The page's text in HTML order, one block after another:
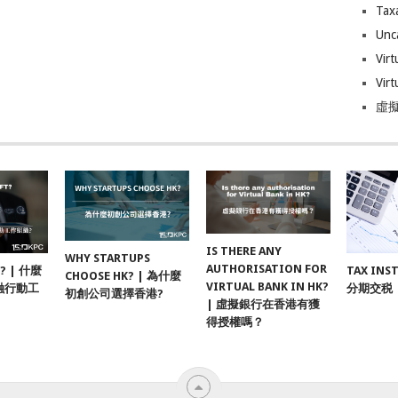
虛
| 什麼
行動工
WHY STARTUPS
CHOOSE HK? | 為什麼
初創公司選擇香港?
IS THERE ANY
AUTHORISATION FOR
VIRTUAL BANK IN HK?
| 虛擬銀行在香港有獲
得授權嗎？
TAX
分期交税